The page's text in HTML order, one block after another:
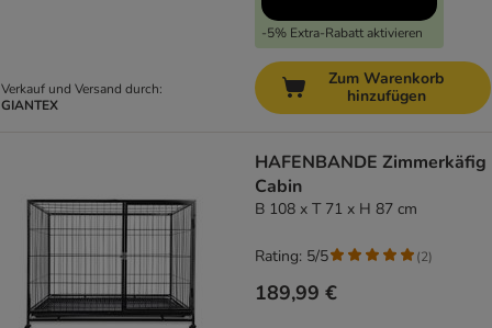
Verkauf und Versand durch:
GIANTEX
-5% Extra-Rabatt aktivieren
Zum Warenkorb
hinzufügen
HAFENBANDE Zimmerkäfig
Cabin
B 108 x T 71 x H 87 cm
189,99 €
Rating: 5/5 (2)